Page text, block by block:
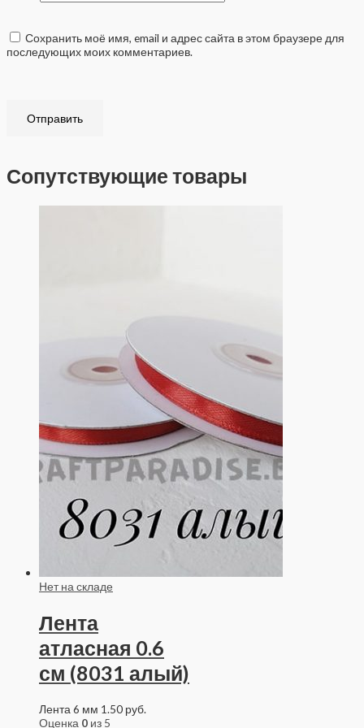
Сохранить моё имя, email и адрес сайта в этом браузере для
последующих моих комментариев.
Сопутствующие товары
Нет на складе
Лента
атласная 0.6
см (8031 алый)
Лента 6 мм 1.50 руб.
Оценка 0 из 5